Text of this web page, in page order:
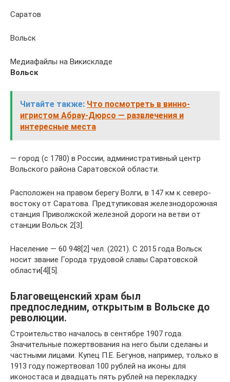
Саратов
Вольск
Медиафайлы на Викискладе
Вольск
Читайте также: Что посмотреть в винно-
игристом Абрау-Дюрсо — развлечения и
интересные места
— город (с 1780) в России, административный центр
Вольского района Саратовской области.
Расположен на правом берегу Волги, в 147 км к северо-
востоку от Саратова. Предтупиковая железнодорожная
станция Приволжской железной дороги на ветви от
станции Вольск 2[3].
Население — 60 948[2] чел. (2021). С 2015 года Вольск
носит звание Города трудовой славы Саратовской
области[4][5].
Благовещенский храм был
предпоследним, открытым в Вольске до
революции.
Строительство началось в сентябре 1907 года.
Значительные пожертвования на него были сделаны и
частными лицами. Купец П.Е. Бегунов, например, только в
1913 году пожертвовал 100 рублей на иконы для
иконостаса и двадцать пять рублей на перекладку